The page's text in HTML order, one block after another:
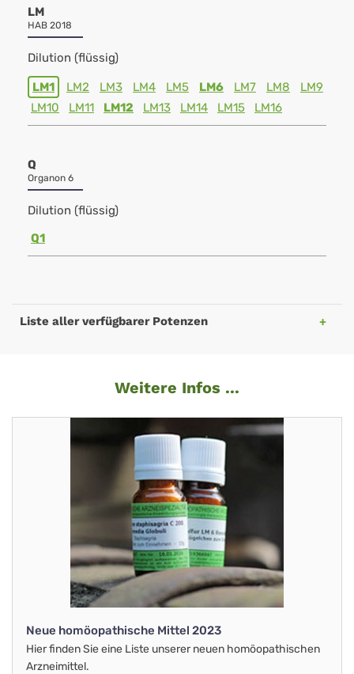
LM
HAB 2018
Dilution (flüssig)
LM1 LM2 LM3 LM4 LM5 LM6 LM7 LM8
LM9
LM10
LM11 LM12 LM13 LM14 LM15 LM16
Q
Organon 6
Dilution (flüssig)
Q1
Liste aller verfügbarer Potenzen
Weitere Infos ...
Neue homöopathische Mittel 2023
Hier finden Sie eine Liste unserer neuen homöopathischen
Arzneimittel.